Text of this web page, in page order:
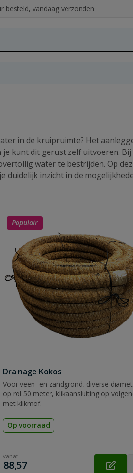
besteld, vandaag verzonden
in de kruipruimte? Het
kunt dit gerust zelf uitvoeren.
water te bestrijden. Op
inzicht in de
Populair
Drainage Kokos
Voor veen- en zandgrond, diverse
op rol 50 meter, klikaansluiting op
met klikmof.
Op voorraad
vanaf
€
88,57